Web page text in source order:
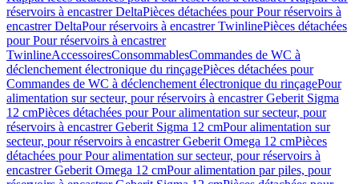
réservoirs à encastrer DeltaPièces détachées pour Pour réservoirs à
encastrer DeltaPour réservoirs à encastrer TwinlinePièces détachées
pour Pour réservoirs à encastrer
TwinlineAccessoiresConsommablesCommandes de WC à
déclenchement électronique du rinçagePièces détachées pour
Commandes de WC à déclenchement électronique du rinçagePour
alimentation sur secteur, pour réservoirs à encastrer Geberit Sigma
12 cmPièces détachées pour Pour alimentation sur secteur, pour
réservoirs à encastrer Geberit Sigma 12 cmPour alimentation sur
secteur, pour réservoirs à encastrer Geberit Omega 12 cmPièces
détachées pour Pour alimentation sur secteur, pour réservoirs à
encastrer Geberit Omega 12 cmPour alimentation par piles, pour